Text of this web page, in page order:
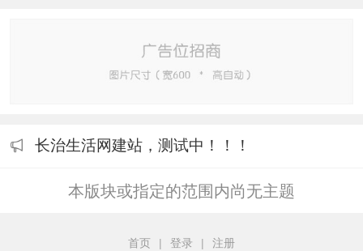
长治生活网建站，测试中！！！
本版块或指定的范围内尚无主题
首页 | 登录 |
注册